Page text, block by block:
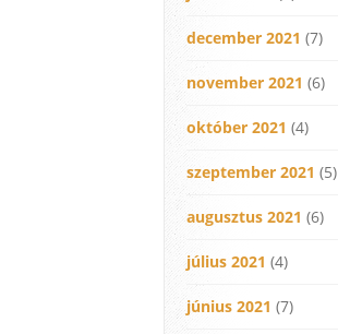
december 2021 (7)
november 2021 (6)
október 2021 (4)
szeptember 2021 (5)
augusztus 2021 (6)
július 2021 (4)
június 2021 (7)